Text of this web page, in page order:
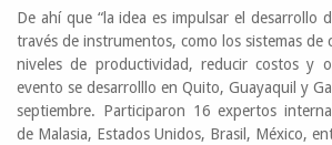
De ahí que “la idea es impulsar el desarrollo
través de instrumentos, como los sistemas de
niveles de productividad, reducir costos y
evento se desarrolllo en Quito, Guayaquil y
septiembre. Participaron 16 expertos
de Malasia, Estados Unidos, Brasil, México,